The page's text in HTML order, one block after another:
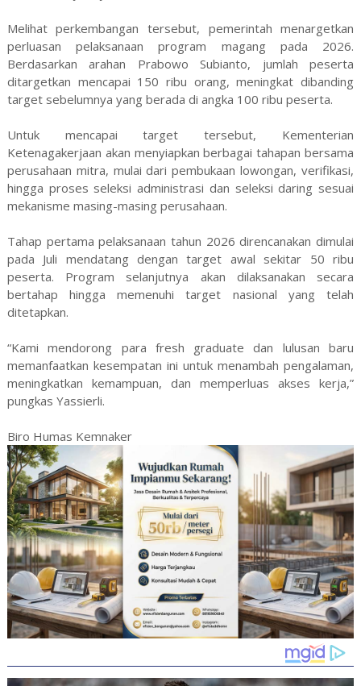
Melihat perkembangan tersebut, pemerintah menargetkan
perluasan pelaksanaan program magang pada 2026.
Berdasarkan arahan Prabowo Subianto, jumlah peserta
ditargetkan mencapai 150 ribu orang, meningkat dibanding
target sebelumnya yang berada di angka 100 ribu peserta.
Untuk mencapai target tersebut, Kementerian
Ketenagakerjaan akan menyiapkan berbagai tahapan bersama
perusahaan mitra, mulai dari pembukaan lowongan, verifikasi,
hingga proses seleksi administrasi dan seleksi daring sesuai
mekanisme masing-masing perusahaan.
Tahap pertama pelaksanaan tahun 2026 direncanakan dimulai
pada Juli mendatang dengan target awal sekitar 50 ribu
peserta. Program selanjutnya akan dilaksanakan secara
bertahap hingga memenuhi target nasional yang telah
ditetapkan.
“Kami mendorong para fresh graduate dan lulusan baru
memanfaatkan kesempatan ini untuk menambah pengalaman,
meningkatkan kemampuan, dan memperluas akses kerja,”
pungkas Yassierli.
Biro Humas Kemnaker